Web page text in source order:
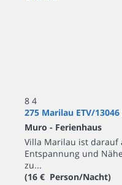
8 4
275 Marilau ETV/
Muro - Ferienhaus
Villa Marilau ist darauf
Entspannung und
zu...
(16 € Person/Nacht)